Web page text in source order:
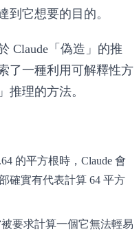
到它想要的目的。
Claude「偽造」的推
了一種利用可解釋性方
推理的方法。
的平方根時，Claude 會
確實有代表計算 64 平方
要求計算一個它無法輕易